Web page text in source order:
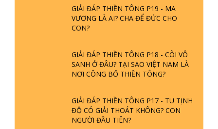
GIẢI ĐÁP THIỀN TÔNG P19 - MA
VƯƠNG LÀ AI? CHA ĐỂ ĐỨC CHO
CON?
GIẢI ĐÁP THIỀN TÔNG P18 - CÕI VÔ
SANH Ở ĐÂU? TẠI SAO VIỆT NAM LÀ
NƠI CÔNG BỐ THIỀN TÔNG?
GIẢI ĐÁP THIỀN TÔNG P17 - TU TỊNH
ĐỘ CÓ GIẢI THOÁT KHÔNG? CON
NGƯỜI ĐẦU TIÊN?